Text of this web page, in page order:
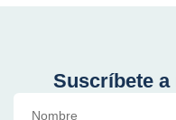
Suscríbete